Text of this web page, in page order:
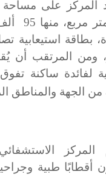
المركز على مساحة
مربع، منها 95
ومن المرتقب أن
لفائدة ساكنة تفوق 451.028
الجهة والمناطق
المركز
أقطابًا طبية